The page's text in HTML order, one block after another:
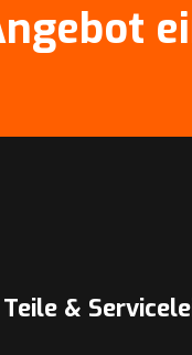
Teile &